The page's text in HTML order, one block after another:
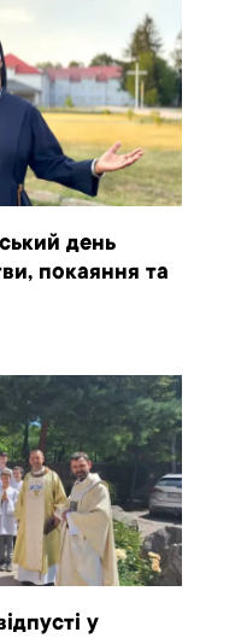
день
покаяння та
у